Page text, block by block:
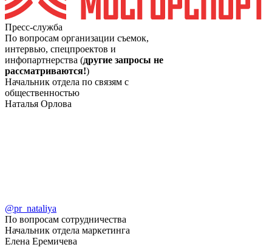
Пресс-служба
По вопросам организации съемок,
интервью, спецпроектов и
инфопартнерства (другие запросы не
рассматриваются!)
Начальник отдела по связям с
общественностью
Наталья Орлова
@pr_nataliya
По вопросам сотрудничества
Начальник отдела маркетинга
Елена Еремичева